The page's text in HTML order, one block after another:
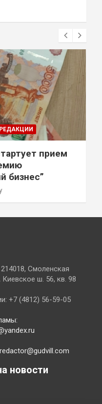
прием
бизнес”
Смоленская
ш. 56, кв. 98
+7 (4812) 56-59-05
новости